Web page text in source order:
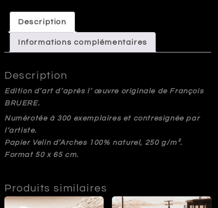
c
e
b
o
k
ai
l
e
r
e
a
g
Description
Informations complémentaires
Description
Edition d’art d’après l’ œuvre originale de François
BRUERE.
Numérotée à 300 exemplaires et contresignée par
l’artiste.
Papier Velin d’Arches 100% naturel, 250 g/m².
Format 50 x 65 cm.
Produits similaires